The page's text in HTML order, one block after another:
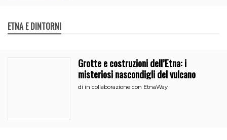
ETNA E DINTORNI
Grotte e costruzioni dell’Etna: i
misteriosi nascondigli del vulcano
di in collaborazione con EtnaWay